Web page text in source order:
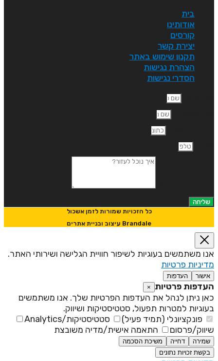
בית
אודותינו
קורסים
יצירת קשר
תקנון שימוש באתר
הצהרת נגישות
הסדרי נגישות
שליחה
כל הזכויות שמורות לזמן אשכול
Brandale עיצוב ובניית אתרים
משתמשים בעוגיות לשיפור חוויית הגלישה ושירותי האתר.
פרטיות
אישור העדפות
פרטיות ×
ניתן לנהל את העדפות הפרטיות שלך. אנו משתמשים
למטרות תפעול, סטטיסטיקות ושיווק.
פונקציונלי (תמיד פעיל)
סטטיסטיקות/Analytics
פרסום
התאמה אישית/מדיה משובצת
שמירה דחייה
משיכת הסכמה
בקשת זכויות נתונים